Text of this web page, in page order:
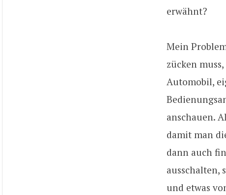
erwähnt?
Mein
zücken
Automobil,
anschauen.
damit man
dann auch
ausschalten,
und etwas